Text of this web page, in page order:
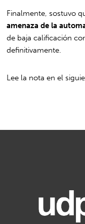
Finalmente, sostuvo
amenaza de la
de baja calificación
definitivamente.
Lee la nota en el